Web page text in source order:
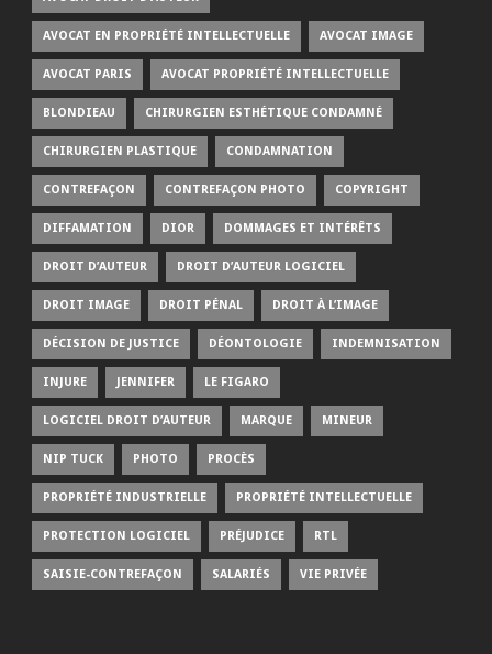
AVOCAT EN PROPRIÉTÉ INTELLECTUELLE AVOCAT IMAGE
AVOCAT PARIS AVOCAT PROPRIÉTÉ INTELLECTUELLE
BLONDIEAU CHIRURGIEN ESTHÉTIQUE CONDAMNÉ
CHIRURGIEN PLASTIQUE CONDAMNATION
CONTREFAÇON CONTREFAÇON PHOTO COPYRIGHT
DIFFAMATION DIOR DOMMAGES ET INTÉRÊTS
DROIT D’AUTEUR DROIT D’AUTEUR LOGICIEL
DROIT IMAGE DROIT PÉNAL DROIT À L’IMAGE
DÉCISION DE JUSTICE DÉONTOLOGIE INDEMNISATION
INJURE JENNIFER LE FIGARO
LOGICIEL DROIT D’AUTEUR MARQUE MINEUR
NIP TUCK PHOTO PROCÈS
PROPRIÉTÉ INDUSTRIELLE PROPRIÉTÉ INTELLECTUELLE
PROTECTION LOGICIEL PRÉJUDICE RTL
SAISIE-CONTREFAÇON SALARIÉS VIE PRIVÉE